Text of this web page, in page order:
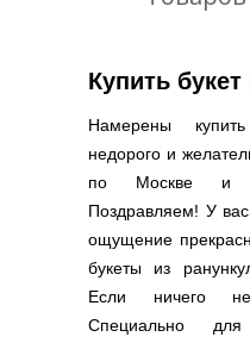
Купить
Намерены
недорого и
по Москве и
Поздравляем! У
ощущение
букеты из
Если ничего
Специально